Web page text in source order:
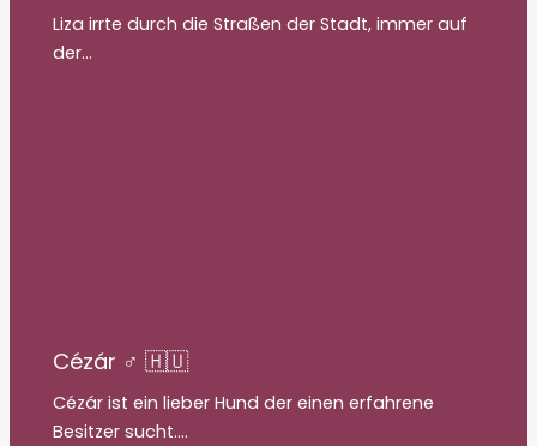
Liza irrte durch die Straßen der Stadt, immer auf
der…
Cézár ♂ 🇭🇺
Cézár ist ein lieber Hund der einen erfahrene
Besitzer sucht.…